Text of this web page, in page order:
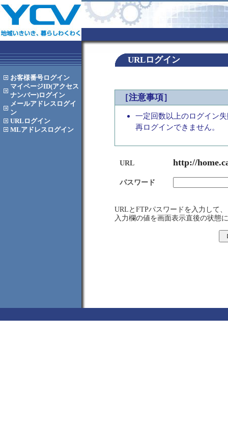
お客様番号ログイン
マイページID(アクセス
ナンバー)ログイン
メールアドレス ログイ
ン
URL ログイン
MLアドレス ログイン
URLログイン
［注意事項］
一定回数以上のログイン
再ログインできません。
URL http://
パスワード
URLとFTPパスワードを入力して
入力欄の値を画面表示直後の状態